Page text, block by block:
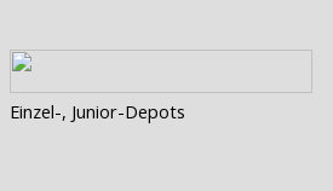
Einzel-, Junior-Depots